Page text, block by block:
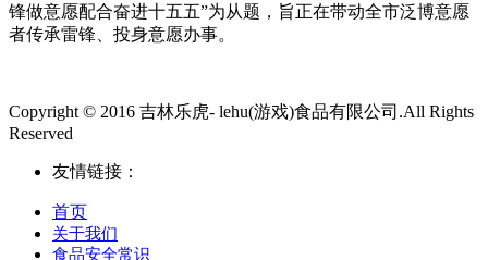
锋做意愿配合奋进十五五”为从题，旨正在带动全市泛博意愿
者传承雷锋、投身意愿办事。
Copyright © 2016 吉林乐虎- lehu(游戏)食品有限公司.All Rights
Reserved
友情链接：
首页
关于我们
食品安全常识